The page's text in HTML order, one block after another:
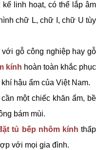
linh hoạt, có thể lắp âm
chữ L, chữ I, chữ U tùy
gỗ công nghiệp hay gỗ
kính hoàn toàn khắc phục
hậu ẩm của Việt Nam.
một chiếc khăn ẩm, bề
bám mùi.
tủ bếp nhôm kính thấp
với mọi gia đình.